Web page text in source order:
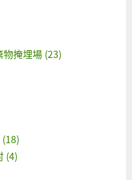
掩埋場 (23)
(4)